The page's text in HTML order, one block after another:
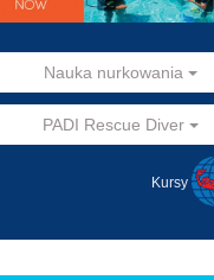
Nauka nurkowania
PADI Rescue Diver
Kursy